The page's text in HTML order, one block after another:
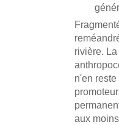
rivière.
n'en
aux